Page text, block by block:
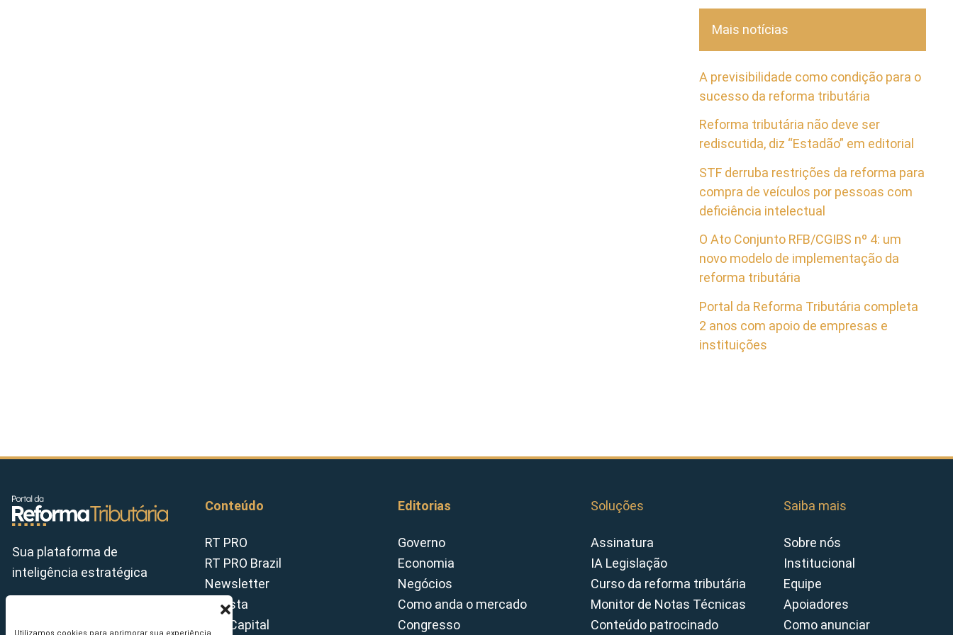
Mais notícias
A previsibilidade como condição para o
sucesso da reforma tributária
Reforma tributária não deve ser
rediscutida, diz “Estadão” em editorial
STF derruba restrições da reforma para
compra de veículos por pessoas com
deficiência intelectual
O Ato Conjunto RFB/CGIBS nº 4: um
novo modelo de implementação da
reforma tributária
Portal da Reforma Tributária completa
2 anos com apoio de empresas e
instituições
Sua plataforma de
inteligência estratégica
Conteúdo
RT PRO
RT PRO Brazil
Newsletter
Revista
Tax Capital
Editorias
Governo
Economia
Negócios
Como anda o mercado
Congresso
Soluções
Assinatura
IA Legislação
Curso da reforma tributária
Monitor de Notas Técnicas
Conteúdo patrocinado
Saiba mais
Sobre nós
Institucional
Equipe
Apoiadores
Como anunciar